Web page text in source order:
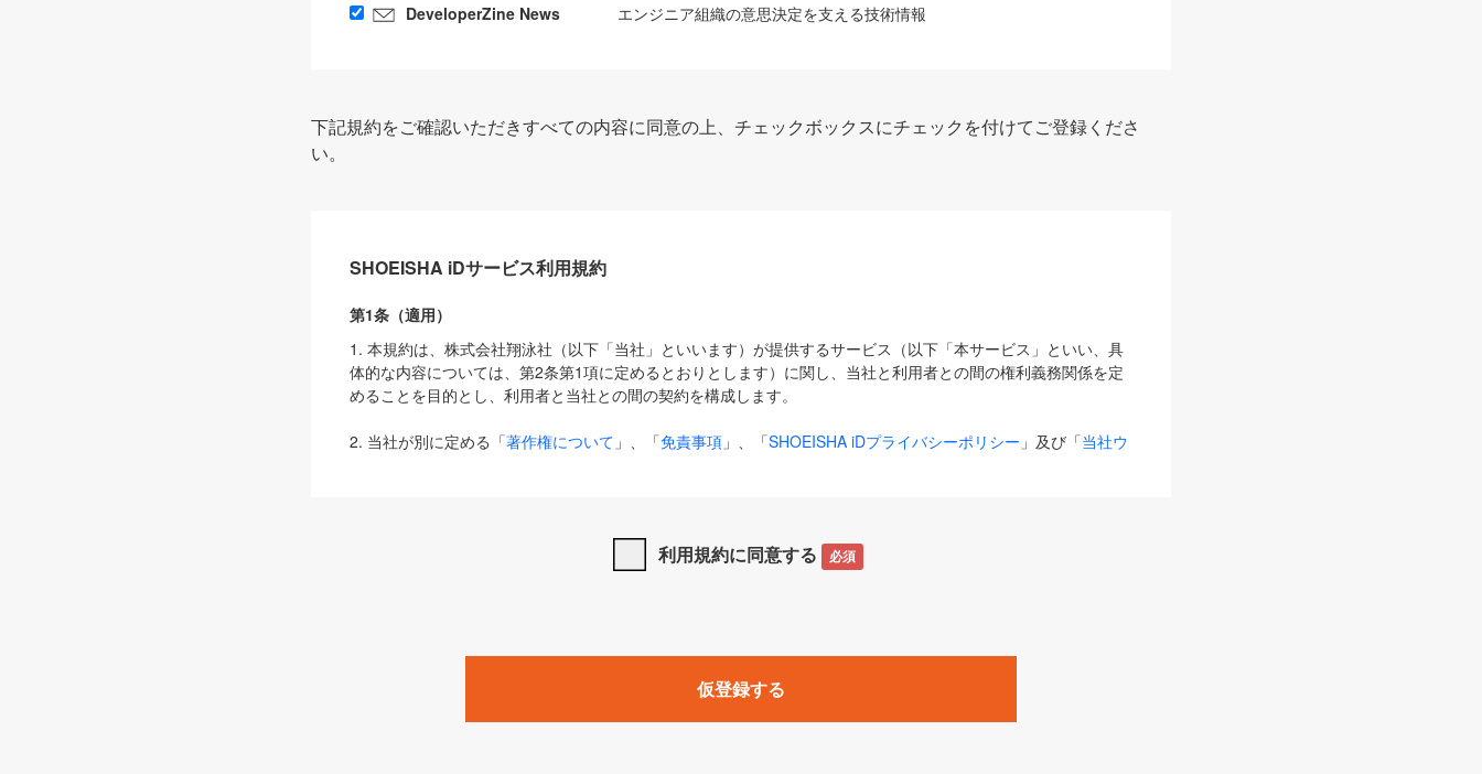
DeveloperZine News
エンジニア組織の意思決定を支える技術情報
下記規約をご確認いただきすべての内容に同意の上、チェックボックスにチェックを付けてご登録くださ
い。
SHOEISHA iDサービス利用規約
第1条（適用）
1. 本規約は、株式会社翔泳社（以下「当社」といいます）が提供するサービス（以下「本サービス」といい、具
体的な内容については、第2条第1項に定めるとおりとします）に関し、当社と利用者との間の権利義務関係を定
めることを目的とし、利用者と当社との間の契約を構成します。
2. 当社が別に定める「著作権について 」、「免責事項 」、「SHOEISHA iDプライバシーポリシー 」及び「当社ウ
は、本規約の規定が優先して適用されるものとします。
1. 「本サービス」とは、当社が提供する以下のサービス（名称や内容が変更された場合、変更後のサービスを含
みます）及びこれらサービスに関連して当社が実施するイベントやキャンペーンをいいます。
「SEBook」「SEShop」「CodeZine」「MarkeZine」「EnterpriseZine」「ECzine」「Biz/Zine」「HRzine」
利用規約に同意する 必須
仮登録する